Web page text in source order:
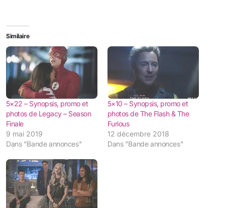
Similaire
5×22 – Synopsis, promo et
photos de Legacy – Season
Finale
9 mai 2019
Dans "Bande annonces"
5×10 – Synopsis, promo et
photos de The Flash & The
Furious
12 décembre 2018
Dans "Bande annonces"